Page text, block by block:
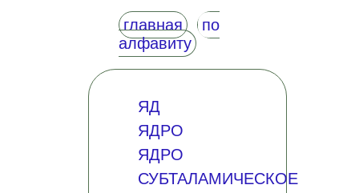
главная
по
алфавиту
ЯД
ЯДРО
ЯДРО
СУБТАЛАМИЧЕСКОЕ